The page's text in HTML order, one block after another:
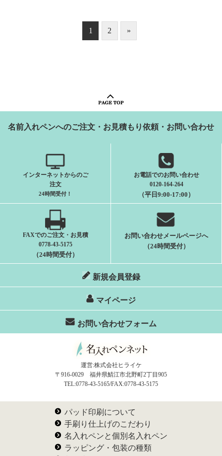
1 2 »
名前入れペンへのご注文・お見積もり依頼・お問い合わせ
インターネットからのご
注文
24時間受付 ！
お電話でのお問い合わせ
0120-164-264
（平日9:00-17:00）
FAXでのご注文・お見積
0778-43-5175
（24時間受付）
お問い合わせメールページへ
（24時間受付）
新規会員登録
マイページ
お問い合わせフォーム
運営:株式会社ヒライケ
〒916-0029 福井県鯖江市北野町2丁目905
TEL:0778-43-5165/FAX:0778-43-5175
パッド印刷について
手刷り仕上げのこだわり
名入れペンと個別名入れペン
ラッピング・包装の種類